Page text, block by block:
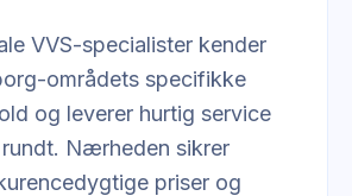
VVS-specialister kender
områdets specifikke
og leverer hurtig service
Nærheden sikrer
priser og